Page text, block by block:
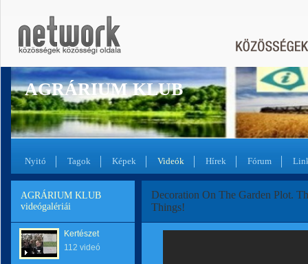
AGRÁRIUM KLUB
Nyitó Tagok Képek Videók Hírek Fórum
AGRÁRIUM KLUB
videógalériái
Kertészet
112 videó
Decoration On The Garden Plot.
Things!